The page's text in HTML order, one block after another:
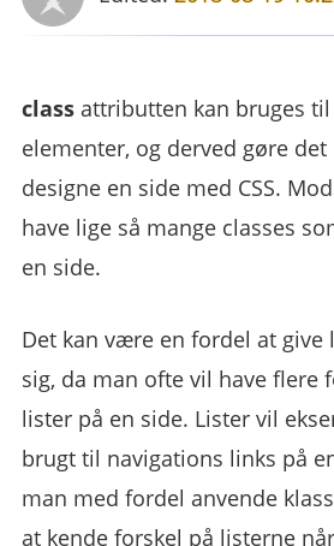
class attributten kan bruges
elementer, og derved gøre
designe en side med CSS.
have lige så mange classes
en side.
Det kan være en fordel at give
sig, da man ofte vil have flere
lister på en side. Lister vil
brugt til navigations links på
man med fordel anvende
at kende forskel på listerne